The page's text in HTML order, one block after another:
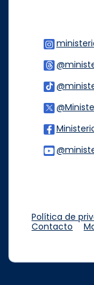
Política de
Contacto